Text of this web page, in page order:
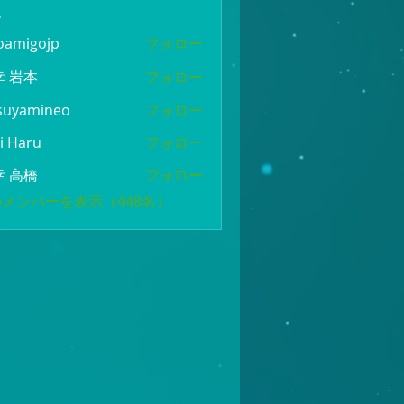
フォロー
岩本
フォロー
フォロー
Haru
フォロー
高橋
フォロー
ンバーを表示（448名）